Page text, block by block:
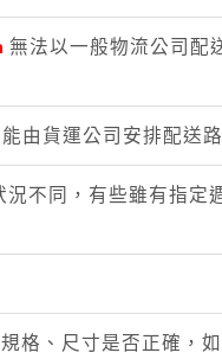
無法以一般物流公司配
由貨運公司安排配送路
不同，有些雖有指定
規格、尺寸是否正確，